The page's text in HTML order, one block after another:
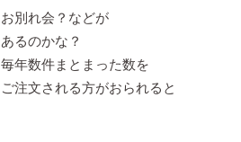
お別れ会？などが
あるのかな？
毎年数件まとまった数を
ご注文される方がおられると